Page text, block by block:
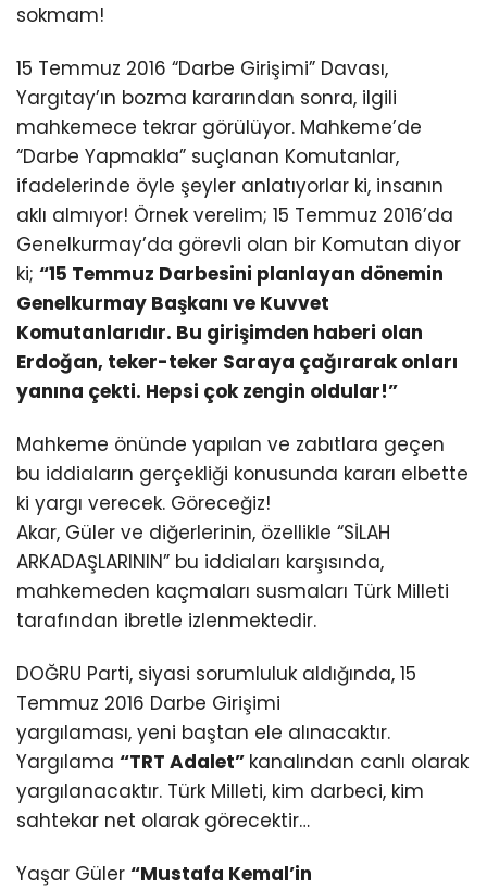
sokmam!
15 Temmuz 2016 “Darbe Girişimi” Davası,
Yargıtay’ın bozma kararından sonra, ilgili
mahkemece tekrar görülüyor. Mahkeme’de
“Darbe Yapmakla” suçlanan Komutanlar,
ifadelerinde öyle şeyler anlatıyorlar ki, insanın
aklı almıyor! Örnek verelim; 15 Temmuz 2016’da
Genelkurmay’da görevli olan bir Komutan diyor
ki; “15 Temmuz Darbesini planlayan dönemin
Genelkurmay Başkanı ve Kuvvet
Komutanlarıdır. Bu girişimden haberi olan
Erdoğan, teker-teker Saraya çağırarak onları
yanına çekti. Hepsi çok zengin oldular!”
Mahkeme önünde yapılan ve zabıtlara geçen
bu iddiaların gerçekliği konusunda kararı elbette
ki yargı verecek. Göreceğiz!
Akar, Güler ve diğerlerinin, özellikle “SİLAH
ARKADAŞLARININ” bu iddiaları karşısında,
mahkemeden kaçmaları susmaları Türk Milleti
tarafından ibretle izlenmektedir.
DOĞRU Parti, siyasi sorumluluk aldığında, 15
Temmuz 2016 Darbe Girişimi
yargılaması, yeni baştan ele alınacaktır.
Yargılama “TRT Adalet” kanalından canlı olarak
yargılanacaktır. Türk Milleti, kim darbeci, kim
sahtekar net olarak görecektir…
Yaşar Güler “Mustafa Kemal’in